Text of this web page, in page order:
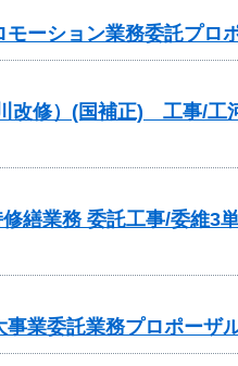
ーション業務委託プロ
改修）(国補正) 工事/工
繕業務 委託工事/委維3
業委託業務プロポーザ